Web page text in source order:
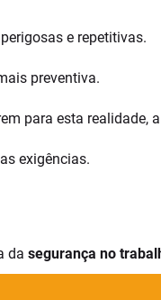
e repetitivas.
preventiva.
para esta realidade,
exigências.
dasegurança no